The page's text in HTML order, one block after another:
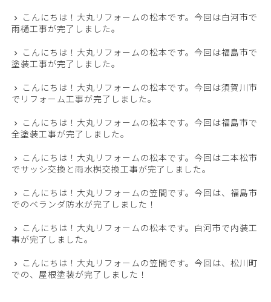
こんにちは！大丸リフォームの松本です。今回は白河市で
雨樋工事が完了しました。
こんにちは！大丸リフォームの松本です。今回は福島市で
塗装工事が完了しました。
こんにちは！大丸リフォームの松本です。今回は須賀川市
でリフォーム工事が完了しました。
こんにちは！大丸リフォームの松本です。今回は福島市で
全塗装工事が完了しました。
こんにちは！大丸リフォームの松本です。今回は二本松市
でサッシ交換と雨水桝交換工事が完了しました。
こんにちは！大丸リフォームの笠間です。今回は、福島市
でのベランダ防水が完了しました！
こんにちは！大丸リフォームの松本です。白河市で内装工
事が完了しました。
こんにちは！大丸リフォームの笠間です。今回は、松川町
での、屋根塗装が完了しました！